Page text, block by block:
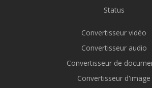
Status
Convertisseur vidéo
Convertisseur audio
Convertisseur de
Convertisseur d'image